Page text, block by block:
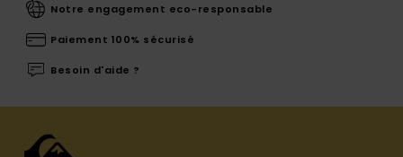
Notre engagement eco-responsable
Paiement 100% sécurisé
Besoin d'aide ?